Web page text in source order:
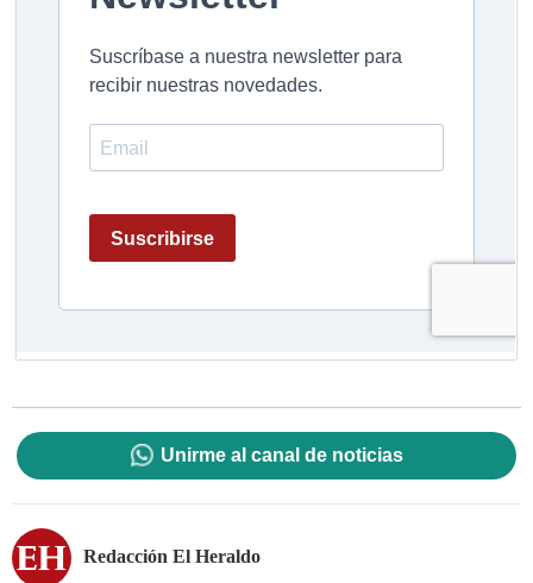
Unirme al canal de noticias
Redacción El Heraldo